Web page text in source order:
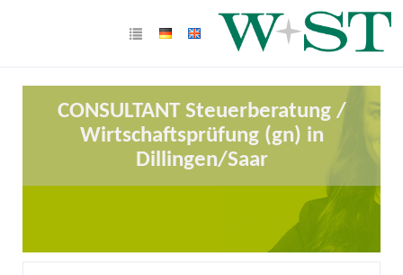
CONSULTANT Steuerberatung /
Wirtschaftsprüfung (gn) in
Dillingen/Saar